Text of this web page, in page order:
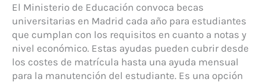
El Ministerio de Educación convoca becas
universitarias en Madrid cada año para estudiantes
que cumplan con los requisitos en cuanto a notas y
nivel económico. Estas ayudas pueden cubrir desde
los costes de matrícula hasta una ayuda mensual
para la manutención del estudiante. Es una opción